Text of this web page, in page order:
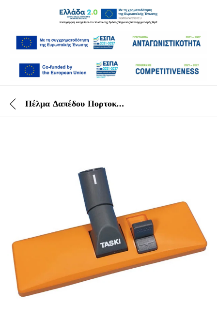
Πέλμα Δαπέδου Πορτοκαλί 30 cm Taski Bora 12/Vacumat 22